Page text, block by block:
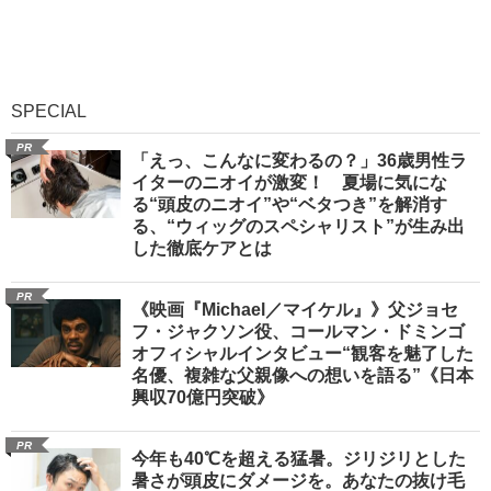
SPECIAL
PR
「えっ、こんなに変わるの？」36歳男性ラ
イターのニオイが激変！ 夏場に気にな
る“頭皮のニオイ”や“ベタつき”を解消す
る、“ウィッグのスペシャリスト”が生み出
した徹底ケアとは
PR
《映画『Michael／マイケル』》父ジョセ
フ・ジャクソン役、コールマン・ドミンゴ
オフィシャルインタビュー“観客を魅了した
名優、複雑な父親像への想いを語る”《日本
興収70億円突破》
PR
今年も40℃を超える猛暑。ジリジリとした
暑さが頭皮にダメージを。あなたの抜け毛